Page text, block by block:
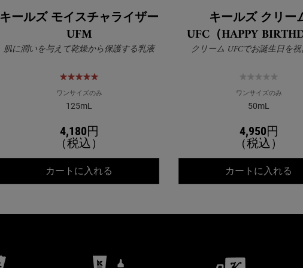
キールズ モイスチャライザー
UFM
肌に潤いを与えて乾燥から保護する乳液
ワンサイズのみ
125mL
4,180円
（税込）
カートに入れる キールズ モイスチャライザー UFM
キールズ クリー
UFC（HAPPY
クリーム UFCでお誕生日を祝
ワンサイズのみ
50mL
4,950円
（税込）
カートに入れる